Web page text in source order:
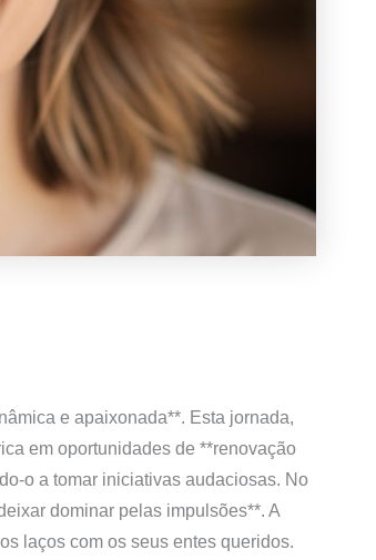
e apaixonada**. Esta jornada,
em oportunidades de **renovação
o a tomar iniciativas audaciosas. No
dominar pelas impulsões**. A
laços com os seus entes queridos.